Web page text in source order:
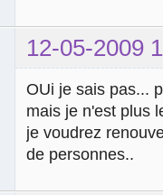
12-05-2009
OUi je sais pas...
mais je n'est plus
je voudrez
de personnes..